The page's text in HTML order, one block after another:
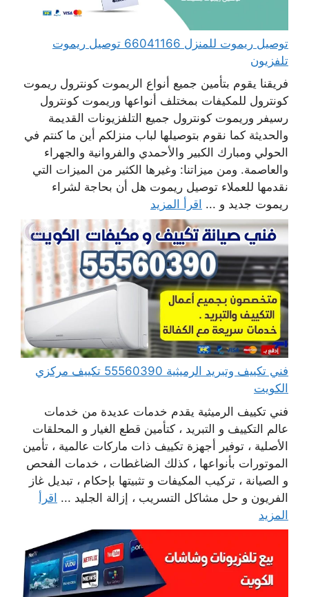
توصيل ريموت للمنزل 66041166 توصيل ريموت
تلفزيون
فريقنا يقوم بتأمين جميع أنواع الريموت كونترول ريموت
كونترول للمكيفات بمختلف أنواعها وريموت كونترول
رسيفر وريموت كونترول جميع التلفزيونات القديمة
والحديثة كما نقوم بتوصيلها لباب منزلكم أين ما كنتم في
الحولي ومبارك الكبير والأحمدي والفروانية والجهراء
والعاصمة. ومن ميزاتنا: وغيرها الكثير من الميزات التي
نقدمها للعملاء توصيل ريموت هل أن بحاجة لشراء
ريموت جديد و ... اقرأ المزيد
فني تكييف وتبريد الرميثية 55560390 تكييف مركزي
الكويت
فني تكييف الرميثية يقدم خدمات عديدة من خدمات
عالم التكييف و التبريد ، كتأمين قطع الغيار و المحلقات
الأصلية ، توفير أجهزة تكييف ذات ماركات عالمية ، تأمين
الموتورات بأنواعها ، كذلك الضاغطات ، خدمات الفحص
و الصيانة ، تركيب المكيفات و تثبيتها بإحكام ، تبديل غاز
الفريون و حل مشاكل التسريب ، إزالة الجليد ... اقرأ
المزيد